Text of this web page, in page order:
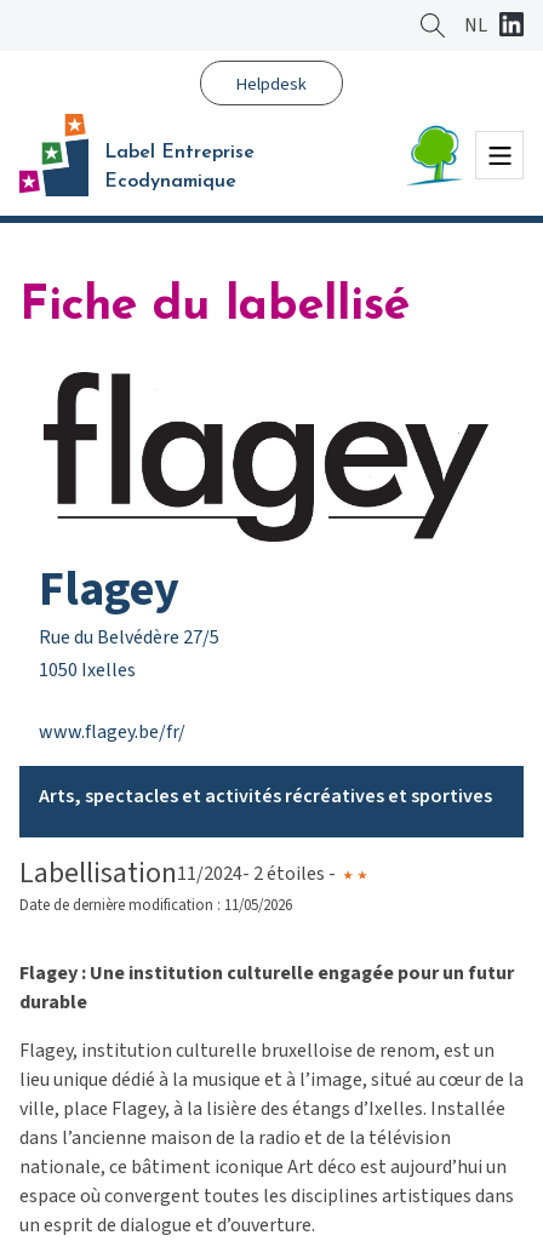
NL
Helpdesk
Label Entreprise
Ecodynamique
Menu
Fiche du labellisé
Flagey
Rue du Belvédère 27/5
1050 Ixelles
www.flagey.be/fr/
Arts, spectacles et activités récréatives et sportives
Labellisation11/2024- 2 étoiles -
Date de dernière modification : 11/05/2026
Flagey : Une institution culturelle engagée pour un futur
durable
Flagey, institution culturelle bruxelloise de renom, est un
lieu unique dédié à la musique et à l’image, situé au cœur de la
ville, place Flagey, à la lisière des étangs d’Ixelles. Installée
dans l’ancienne maison de la radio et de la télévision
nationale, ce bâtiment iconique Art déco est aujourd’hui un
espace où convergent toutes les disciplines artistiques dans
un esprit de dialogue et d’ouverture.